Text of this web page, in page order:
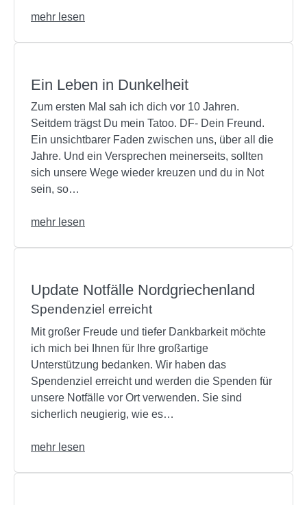
mehr lesen
Ein Leben in Dunkelheit
Zum ersten Mal sah ich dich vor 10 Jahren.
Seitdem trägst Du mein Tatoo. DF- Dein Freund.
Ein unsichtbarer Faden zwischen uns, über all die
Jahre. Und ein Versprechen meinerseits, sollten
sich unsere Wege wieder kreuzen und du in Not
sein, so…
mehr lesen
Update Notfälle Nordgriechenland
Spendenziel erreicht
Mit großer Freude und tiefer Dankbarkeit möchte
ich mich bei Ihnen für Ihre großartige
Unterstützung bedanken. Wir haben das
Spendenziel erreicht und werden die Spenden für
unsere Notfälle vor Ort verwenden. Sie sind
sicherlich neugierig, wie es…
mehr lesen